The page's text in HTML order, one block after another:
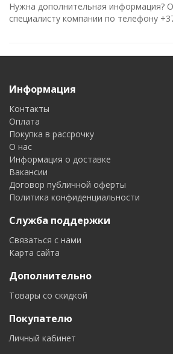
Нужна дополнительная информация?
специалисту компании по телефону
Информация
Контакты
Оплата
Покупка в рассрочку
О нас
Информация о доставке
Вакансии
Договор публичной оферты
Политика конфиденциальности
Служба поддержки
Связаться с нами
Карта сайта
Дополнительно
Товары со скидкой
Покупателю
Личный кабинет